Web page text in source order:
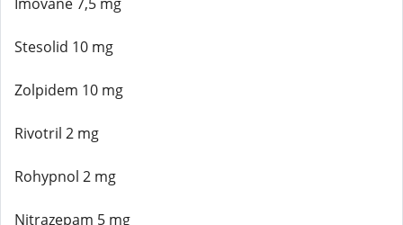
Stesolid 10 mg
Zolpidem 10 mg
Rivotril 2 mg
Rohypnol 2 mg
Nitrazepam 5 mg